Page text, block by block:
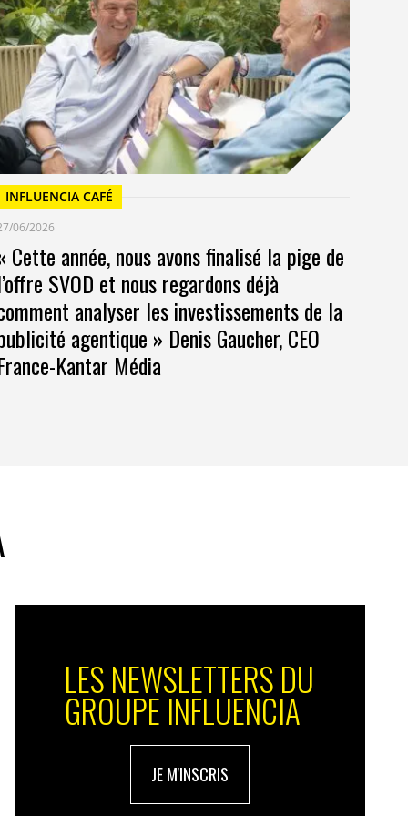
INFLUENCIA CAFÉ
06/2026
Cette année, nous avons finalisé la pige de
SVOD et nous regardons déjà
analyser les investissements de la
agentique » Denis Gaucher, CEO
Kantar Média
LES NEWSLETTERS DU
GROUPE INFLUENCIA
JE M'INSCRIS